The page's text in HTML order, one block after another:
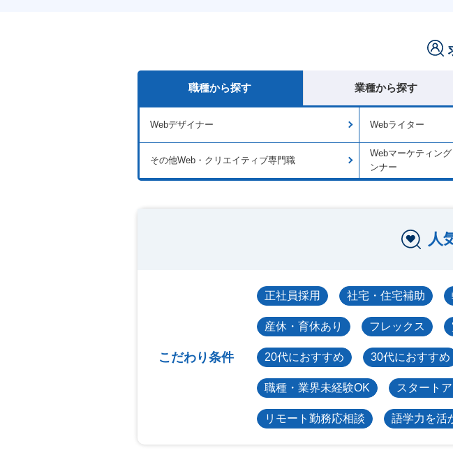
職種から探す 業種から探す
Webデザイナー Webライター
その他Web・クリエイティブ専門職
Webマーケティン
ンナー
人
こだわり条件
正社員採用 社宅・住宅補助
産休・育休あり フレックス
20代におすすめ 30代におすすめ
職種・業界未経験OK スタート
リモート勤務応相談 語学力を活